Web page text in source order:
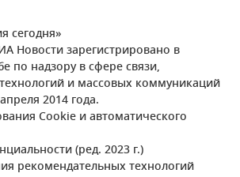
сегодня»
Новости зарегистрировано в
по надзору в сфере связи,
и массовых коммуникаций
2014 года.
Cookie и автоматического
(ред. 2023 г.)
рекомендательных технологий